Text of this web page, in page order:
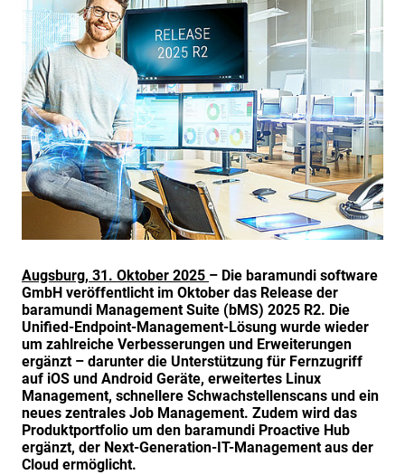
Augsburg, 31. Oktober 2025 – Die baramundi software
GmbH veröffentlicht im Oktober das Release der
baramundi Management Suite (bMS) 2025 R2. Die
Unified-Endpoint-Management-Lösung wurde wieder
um zahlreiche Verbesserungen und Erweiterungen
ergänzt – darunter die Unterstützung für Fernzugriff
auf iOS und Android Geräte, erweitertes Linux
Management, schnellere Schwachstellenscans und ein
neues zentrales Job Management. Zudem wird das
Produktportfolio um den baramundi Proactive Hub
ergänzt, der Next-Generation-IT-Management aus der
Cloud ermöglicht.